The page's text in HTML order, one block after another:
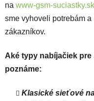
na www-gsm-suciastky.sk
sme vyhoveli potrebám
zákazníkov.
Aké typy nabíjačiek pre
poznáme:
Klasické sieťové